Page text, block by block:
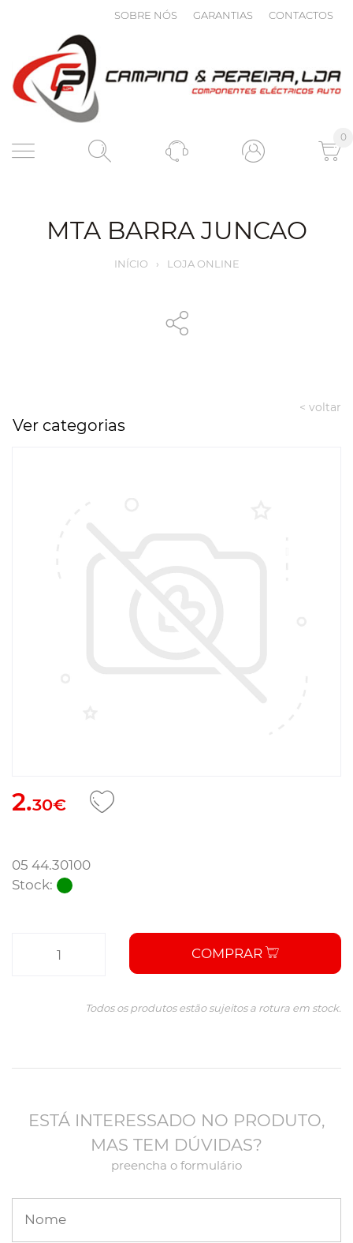
SOBRE NÓS GARANTIAS CONTACTOS
0
MTA BARRA JUNCAO
INÍCIO › LOJA ONLINE
< voltar
Ver categorias
2.30€
05 44.30100
Stock:
COMPRAR
Todos os produtos estão sujeitos a rotura em stock.
ESTÁ INTERESSADO NO PRODUTO,
MAS TEM DÚVIDAS?
preencha o formulário
Nome